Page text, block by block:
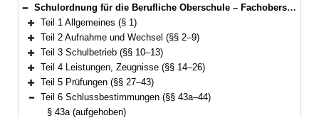
Bereich reduzieren
Schulordnung für die Berufliche Oberschule – Fachoberschulen und Berufsoberschulen (Fachober- und Berufsoberschulordnung – FOBOSO) Vom 28. August 2017 (GVBl. S. 451) BayRS 2236-7-1-K (§§ 1–44)
Bereich erweitern
Teil 1 Allgemeines (§ 1)
Bereich erweitern
Teil 2 Aufnahme und Wechsel (§§ 2–9)
Bereich erweitern
Teil 3 Schulbetrieb (§§ 10–13)
Bereich erweitern
Teil 4 Leistungen, Zeugnisse (§§ 14–26)
Bereich erweitern
Teil 5 Prüfungen (§§ 27–43)
Bereich reduzieren
Teil 6 Schlussbestimmungen (§§ 43a–44)
§ 43a (aufgehoben)